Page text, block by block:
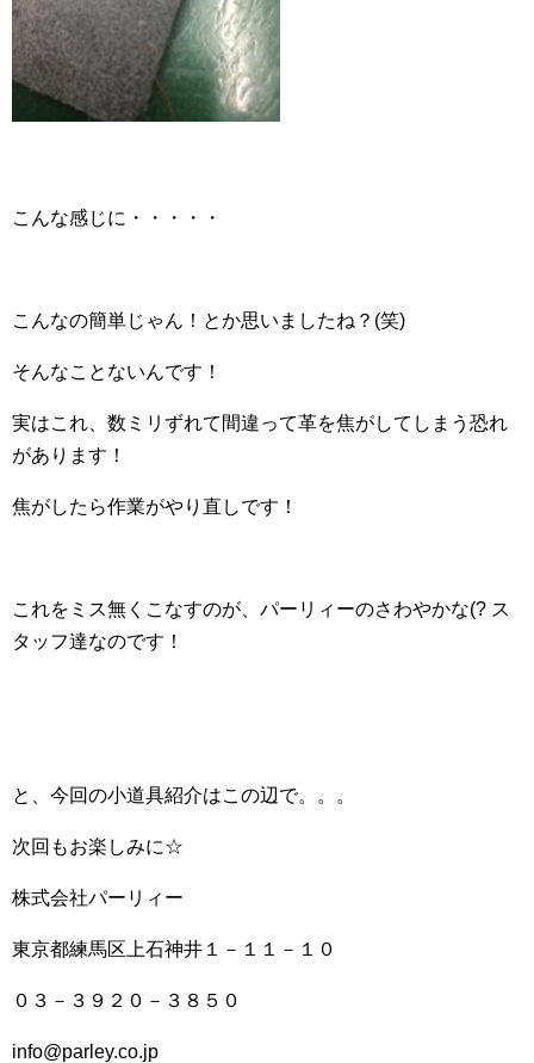
こんな感じに・・・・・
こんなの簡単じゃん！とか思いましたね？(笑)
そんなことないんです！
実はこれ、数ミリずれて間違って革を焦がしてしまう恐れ
があります！
焦がしたら作業がやり直しです！
これをミス無くこなすのが、パーリィーのさわやかな(? ス
タッフ達なのです！
と、今回の小道具紹介はこの辺で。。。
次回もお楽しみに☆
株式会社パーリィー
東京都練馬区上石神井１－１１－１０
０３－３９２０－３８５０
info@parley.co.jp